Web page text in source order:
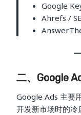
Google
Ahrefs /
二、Google
Google Ads 主要
开发新市场时的冷